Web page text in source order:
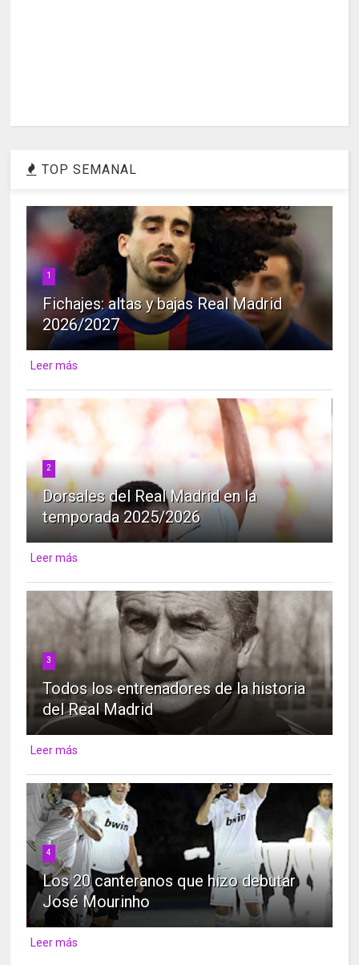
TOP SEMANAL
1
Fichajes: altas y bajas Real Madrid
2026/2027
Leer más
2
Dorsales del Real Madrid en la
temporada 2025/2026
Leer más
3
Todos los entrenadores de la historia
del Real Madrid
Leer más
4
Los 20 canteranos que hizo debutar
José Mourinho
Leer más